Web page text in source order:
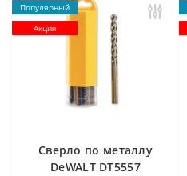
Популярный
Акция
Cверлo по металлу
DeWALT DT5557